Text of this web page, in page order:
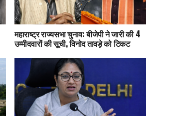
महाराष्ट्र राज्यसभा चुनाव: बीजेपी ने जारी की 4
उम्मीदवारों की सूची, विनोद तावड़े को टिकट